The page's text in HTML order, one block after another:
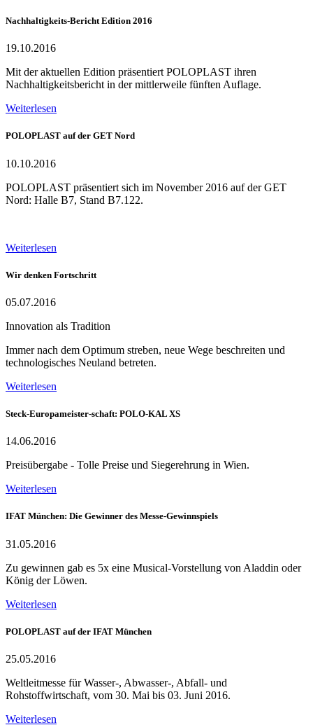
Nachhaltigkeits-Bericht Edition 2016
19.10.2016
Mit der aktuellen Edition präsentiert POLOPLAST ihren
Nachhaltigkeitsbericht in der mittlerweile fünften Auflage.
Weiterlesen
POLOPLAST auf der GET Nord
10.10.2016
POLOPLAST präsentiert sich im November 2016 auf der GET
Nord: Halle B7, Stand B7.122.
Weiterlesen
Wir denken Fortschritt
05.07.2016
Innovation als Tradition
Immer nach dem Optimum streben, neue Wege beschreiten und
technologisches Neuland betreten.
Weiterlesen
Steck-Europameister-schaft: POLO-KAL XS
14.06.2016
Preisübergabe - Tolle Preise und Siegerehrung in Wien.
Weiterlesen
IFAT München: Die Gewinner des Messe-Gewinnspiels
31.05.2016
Zu gewinnen gab es 5x eine Musical-Vorstellung von Aladdin oder
König der Löwen.
Weiterlesen
POLOPLAST auf der IFAT München
25.05.2016
Weltleitmesse für Wasser-, Abwasser-, Abfall- und
Rohstoffwirtschaft, vom 30. Mai bis 03. Juni 2016.
Weiterlesen